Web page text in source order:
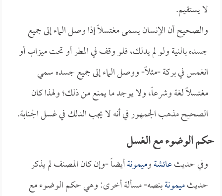
لا يستقيم.
والصحيح أن الإنسان يسمى مغتسلاً إذا وصل الماء إلى جميع
جسده بالنية ولو لم يدلك، فلو وقف في المطر أو تحت ميزاب أو
انغمس في بركة -مثلاً- ووصل الماء إلى جميع جسده سمي
مغتسلاً لغة وشرعاً، ولا يوجد ما يمنع من ذلك؛ ولهذا كان
الصحيح مذهب الجمهور في أنه لا يجب الدلك في غسل الجنابة.
حكم الوضوء مع الغسل
وفي حديثعائشةوميمونةأيضاً -وإن كان المصنف لم يذكر
حديثميمونةبنصه- مسألة أخرى: وهي حكم الوضوء مع